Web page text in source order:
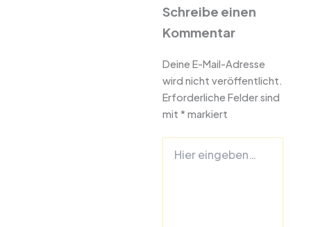
Schreibe einen
Kommentar
Deine E-Mail-Adresse
wird nicht veröffentlicht.
Erforderliche Felder sind
mit * markiert
eingeben…